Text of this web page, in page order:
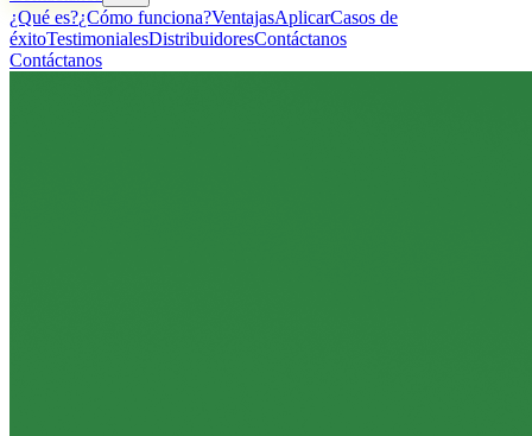
¿Qué es?¿Cómo funciona?VentajasAplicarCasos de
éxitoTestimonialesDistribuidoresContáctanos
Contáctanos